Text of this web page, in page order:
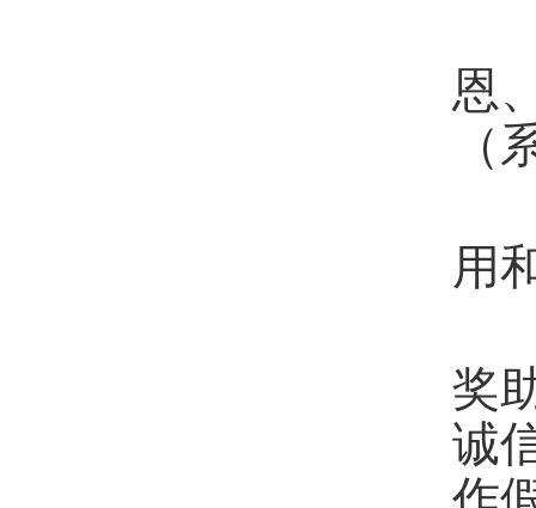
恩
用
奖
诚